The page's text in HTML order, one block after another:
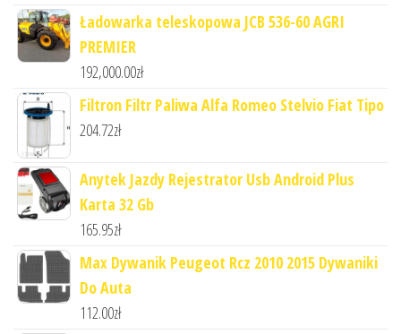
Ładowarka teleskopowa JCB 536-60 AGRI
PREMIER
192,000.00zł
Filtron Filtr Paliwa Alfa Romeo Stelvio Fiat Tipo
204.72zł
Anytek Jazdy Rejestrator Usb Android Plus
Karta 32 Gb
165.95zł
Max Dywanik Peugeot Rcz 2010 2015 Dywaniki
Do Auta
112.00zł